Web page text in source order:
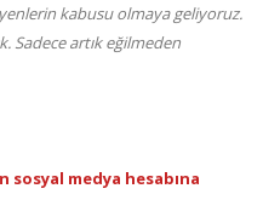
kabusu olmaya geliyoruz.
Sadece artık eğilmeden
sosyal medya hesabına